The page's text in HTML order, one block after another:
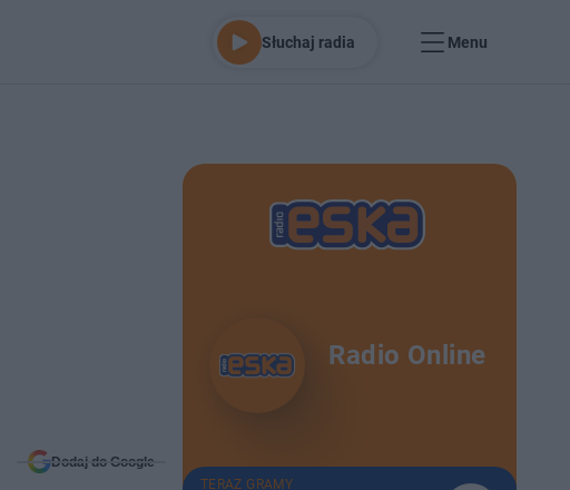
Słuchaj radia Menu
Dodaj do Google
Radio Online
TERAZ GRAMY